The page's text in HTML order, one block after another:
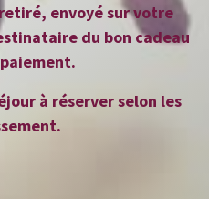
envoyé sur votre
du bon cadeau
à réserver selon les